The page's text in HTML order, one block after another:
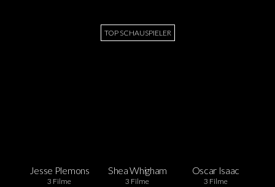
TOP SCHAUSPIELER
Jesse Plemons
3 Filme
Shea Whigham
3 Filme
Oscar Isaac
3 Filme